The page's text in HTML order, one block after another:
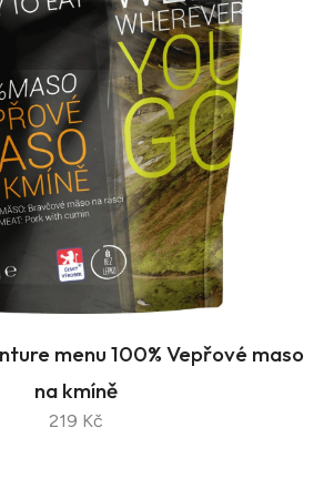
menu 100% Vepřové maso
na kmíně
219 Kč